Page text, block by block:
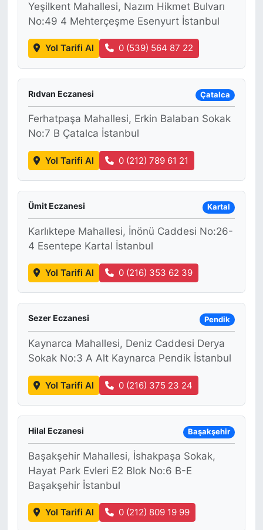
Yeşilkent Mahallesi, Nazım Hikmet Bulvarı
No:49 4 Mehterçeşme Esenyurt İstanbul
Yol Tarifi Al 0 (539) 564 87 22
Rıdvan Eczanesi Çatalca
Ferhatpaşa Mahallesi, Erkin Balaban Sokak
No:7 B Çatalca İstanbul
Yol Tarifi Al 0 (212) 789 61 21
Ümit Eczanesi Kartal
Karlıktepe Mahallesi, İnönü Caddesi No:26-
4 Esentepe Kartal İstanbul
Yol Tarifi Al 0 (216) 353 62 39
Sezer Eczanesi Pendik
Kaynarca Mahallesi, Deniz Caddesi Derya
Sokak No:3 A Alt Kaynarca Pendik İstanbul
Yol Tarifi Al 0 (216) 375 23 24
Hilal Eczanesi Başakşehir
Başakşehir Mahallesi, İshakpaşa Sokak,
Hayat Park Evleri E2 Blok No:6 B-E
Başakşehir İstanbul
Yol Tarifi Al 0 (212) 809 19 99